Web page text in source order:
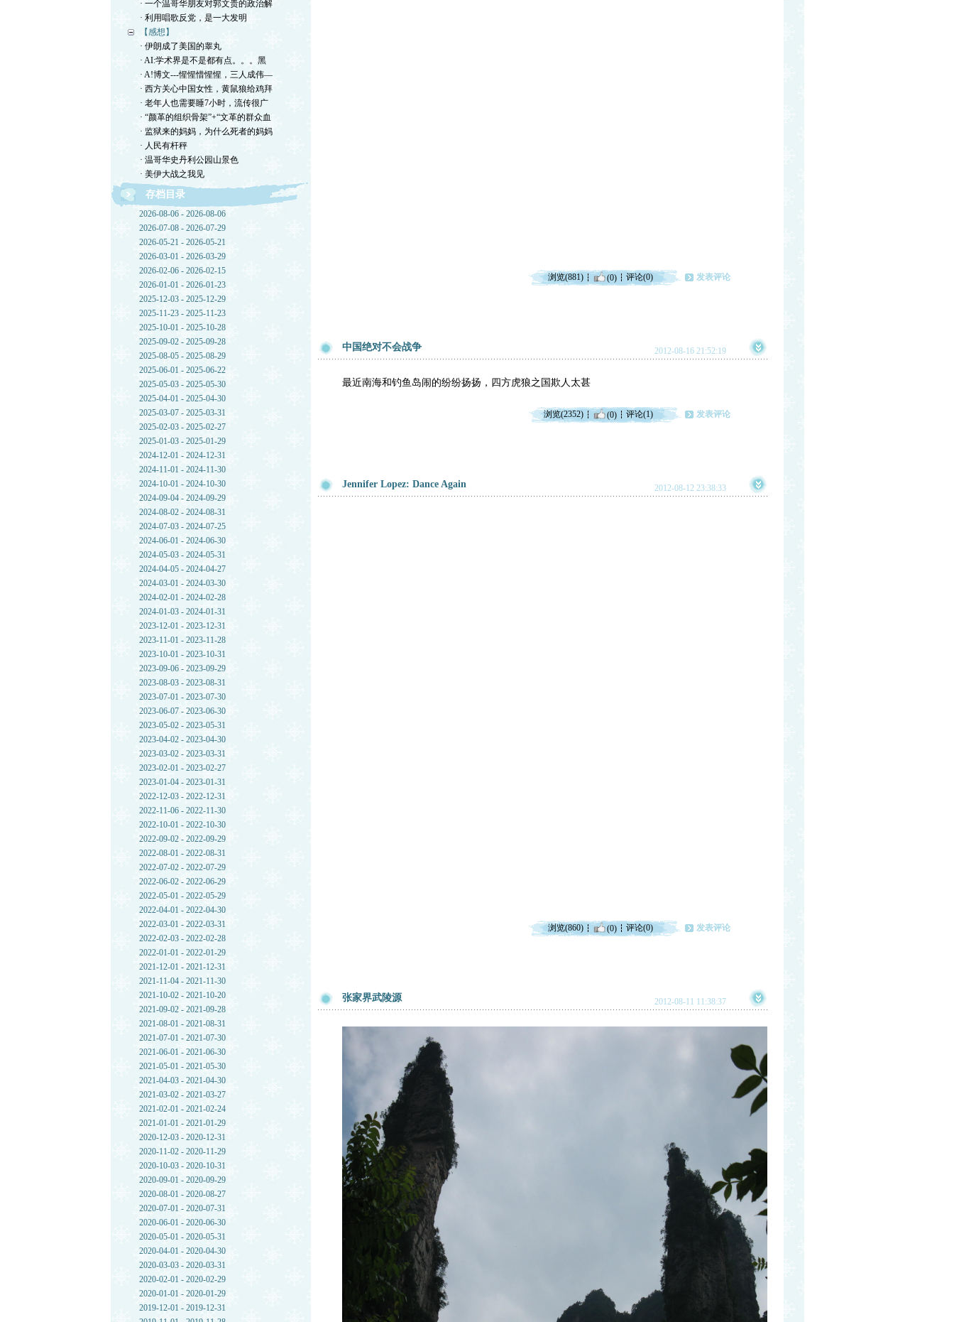
· 一个温哥华朋友对郭文贵的政治解
· 利用唱歌反党，是一大发明
【感想】
· 伊朗成了美国的睾丸
· AI:学术界是不是都有点。。。黑
· A!博文---惺惺惜惺惺，三人成伟—
· 西方关心中国女性，黄鼠狼给鸡拜
· 老年人也需要睡7小时，流传很广
· “颜革的组织骨架”+“文革的群众血
· 监狱来的妈妈，为什么死者的妈妈
· 人民有杆秤
· 温哥华史丹利公园山景色
· 美伊大战之我见
存档目录
2026-08-06 - 2026-08-06
2026-07-08 - 2026-07-29
2026-05-21 - 2026-05-21
2026-03-01 - 2026-03-29
2026-02-06 - 2026-02-15
2026-01-01 - 2026-01-23
2025-12-03 - 2025-12-29
2025-11-23 - 2025-11-23
2025-10-01 - 2025-10-28
2025-09-02 - 2025-09-28
2025-08-05 - 2025-08-29
2025-06-01 - 2025-06-22
2025-05-03 - 2025-05-30
2025-04-01 - 2025-04-30
2025-03-07 - 2025-03-31
2025-02-03 - 2025-02-27
2025-01-03 - 2025-01-29
2024-12-01 - 2024-12-31
2024-11-01 - 2024-11-30
2024-10-01 - 2024-10-30
2024-09-04 - 2024-09-29
2024-08-02 - 2024-08-31
2024-07-03 - 2024-07-25
2024-06-01 - 2024-06-30
2024-05-03 - 2024-05-31
2024-04-05 - 2024-04-27
2024-03-01 - 2024-03-30
2024-02-01 - 2024-02-28
2024-01-03 - 2024-01-31
2023-12-01 - 2023-12-31
2023-11-01 - 2023-11-28
2023-10-01 - 2023-10-31
2023-09-06 - 2023-09-29
2023-08-03 - 2023-08-31
2023-07-01 - 2023-07-30
2023-06-07 - 2023-06-30
2023-05-02 - 2023-05-31
2023-04-02 - 2023-04-30
2023-03-02 - 2023-03-31
2023-02-01 - 2023-02-27
2023-01-04 - 2023-01-31
2022-12-03 - 2022-12-31
2022-11-06 - 2022-11-30
2022-10-01 - 2022-10-30
2022-09-02 - 2022-09-29
2022-08-01 - 2022-08-31
2022-07-02 - 2022-07-29
2022-06-02 - 2022-06-29
2022-05-01 - 2022-05-29
2022-04-01 - 2022-04-30
2022-03-01 - 2022-03-31
2022-02-03 - 2022-02-28
2022-01-01 - 2022-01-29
2021-12-01 - 2021-12-31
2021-11-04 - 2021-11-30
2021-10-02 - 2021-10-20
2021-09-02 - 2021-09-28
2021-08-01 - 2021-08-31
2021-07-01 - 2021-07-30
2021-06-01 - 2021-06-30
2021-05-01 - 2021-05-30
2021-04-03 - 2021-04-30
2021-03-02 - 2021-03-27
2021-02-01 - 2021-02-24
2021-01-01 - 2021-01-29
2020-12-03 - 2020-12-31
2020-11-02 - 2020-11-29
2020-10-03 - 2020-10-31
2020-09-01 - 2020-09-29
2020-08-01 - 2020-08-27
2020-07-01 - 2020-07-31
2020-06-01 - 2020-06-30
2020-05-01 - 2020-05-31
2020-04-01 - 2020-04-30
2020-03-03 - 2020-03-31
2020-02-01 - 2020-02-29
2020-01-01 - 2020-01-29
2019-12-01 - 2019-12-31
浏览(881) (0) 评论(0) 发表评论
中国绝对不会战争 2012-08-16 21:52:19
最近南海和钓鱼岛闹的纷纷扬扬，四方虎狼之国欺人太甚
浏览(2352) (0) 评论(1) 发表评论
Jennifer Lopez: Dance Again 2012-08-12 23:38:33
浏览(860) (0) 评论(0) 发表评论
张家界武陵源 2012-08-11 11:38:37